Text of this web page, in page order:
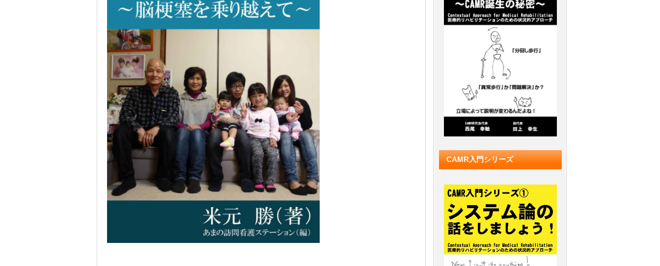
CAMR入門シリーズ